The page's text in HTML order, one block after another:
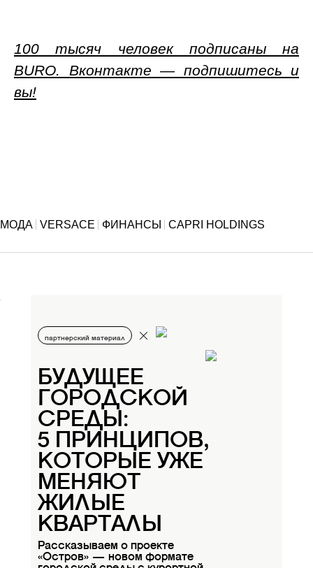
100 тысяч человек подписаны на
BURO. Вконтакте — подпишитесь и
вы!
МОДА VERSACE ФИНАНСЫ CAPRI HOLDINGS
партнерский материал
БУДУЩЕЕ
ГОРОДСКОЙ
СРЕДЫ:
5 ПРИНЦИПОВ,
КОТОРЫЕ УЖЕ
МЕНЯЮТ
ЖИЛЫЕ
КВАРТАЛЫ
Рассказываем о проекте
«Остров» — новом формате